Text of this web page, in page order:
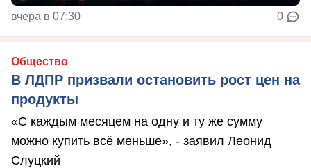
вчера в 07:30 0
Общество
В ЛДПР призвали остановить рост цен на
продукты
«С каждым месяцем на одну и ту же сумму
можно купить всё меньше», - заявил Леонид
Слуцкий